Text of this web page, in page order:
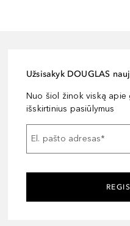
Užsisakyk DOUGLAS
Nuo šiol žinok viską
išskirtinius pasiūlymus
El. pašto adresas*